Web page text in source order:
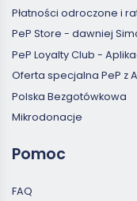
Płatności odroczone i
PeP Store - dawniej
PeP Loyalty Club -
Oferta specjalna PeP z
Polska Bezgotówkowa
Mikrodonacje
Pomoc
FAQ